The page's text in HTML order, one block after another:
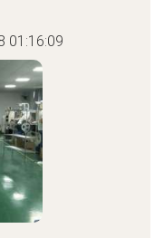
01:16:09